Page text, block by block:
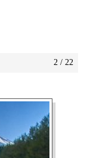
2 / 22